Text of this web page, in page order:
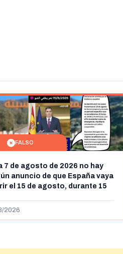
FALSO
7 de agosto de 2026 no hay
anuncio de que España vaya
el 15 de agosto, durante 15
2026